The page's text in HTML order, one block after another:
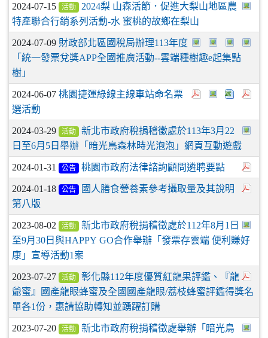
2024-07-15 活動
2024梨 山森活節．促進大梨山地區農
特產聯合行銷系列活動-水 蜜桃的故鄉在梨山
2024-07-09 財政部北區國稅局辦理113年度
「統一發票兌獎APP全國推廣活動--雲端種樹趣e起集點
樹」
2024-06-07 桃園捷運綠線主線車站命名票
選活動
2024-03-29 活動
新北市政府稅捐稽徵處於113年3月22
日至6月5日舉辦「暗光鳥森林時光泡泡」網頁互動遊戲
2024-01-31 公告 桃園市政府法律諮詢顧問遴聘要點
2024-01-18 公告
國人膳食營養素參考攝取量及其說明
第八版
2023-08-02 活動
新北市政府稅捐稽徵處於112年8月1日
至9月30日與HAPPY GO合作舉辦「發票存雲端 便利賺好
康」宣導活動1案
2023-07-27 活動
彰化縣112年度優質紅龍果評鑑、『龍
爺蜜』國產龍眼蜂蜜及全國國產龍眼/荔枝蜂蜜評鑑得獎名
單各1份，惠請協助轉知並踴躍訂購
2023-07-20 活動
新北市政府稅捐稽徵處舉辦「暗光鳥